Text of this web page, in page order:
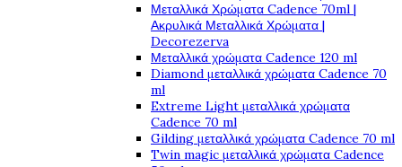
Μεταλλικά Χρώματα Cadence 70ml |
Ακρυλικά Μεταλλικά Χρώματα |
Decorezerva
Μεταλλικά χρώματα Cadence 120 ml
Diamond μεταλλικά χρώματα Cadence 70
ml
Extreme Light μεταλλικά χρώματα
Cadence 70 ml
Gilding μεταλλικά χρώματα Cadence 70 ml
Twin magic μεταλλικά χρώματα Cadence